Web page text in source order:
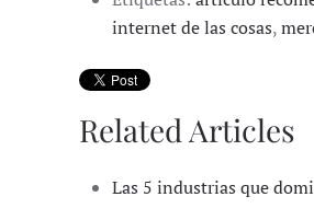
internet de las cosas,
Related Articles
Las 5 industrias que